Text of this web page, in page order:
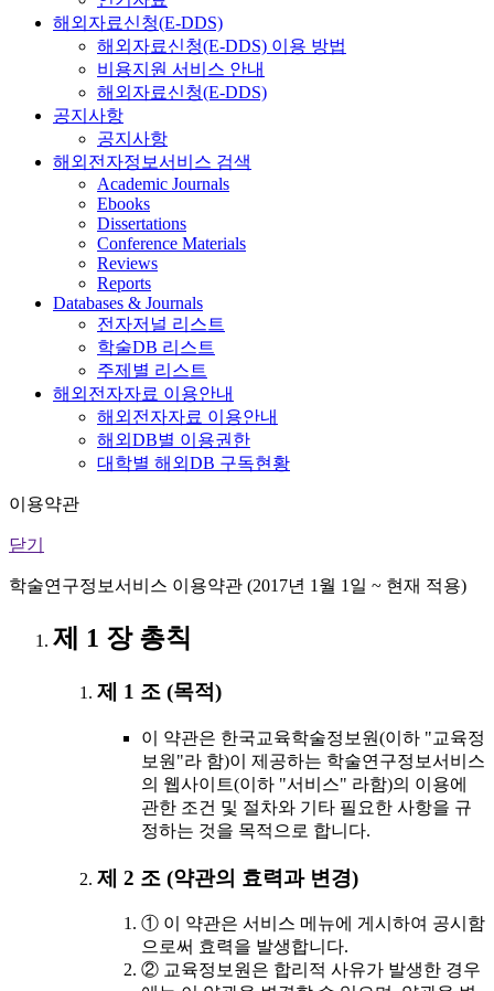
해외자료신청(E-DDS)
해외자료신청(E-DDS) 이용 방법
비용지원 서비스 안내
해외자료신청(E-DDS)
공지사항
공지사항
해외전자정보서비스 검색
Academic Journals
Ebooks
Dissertations
Conference Materials
Reviews
Reports
Databases & Journals
전자저널 리스트
학술DB 리스트
주제별 리스트
해외전자자료 이용안내
해외전자자료 이용안내
해외DB별 이용권한
대학별 해외DB 구독현황
이용약관
닫기
학술연구정보서비스 이용약관 (2017년 1월 1일 ~ 현재 적용)
제 1 장 총칙
제 1 조 (목적)
이 약관은 한국교육학술정보원(이하 "교육정
보원"라 함)이 제공하는 학술연구정보서비스
의 웹사이트(이하 "서비스" 라함)의 이용에
관한 조건 및 절차와 기타 필요한 사항을 규
정하는 것을 목적으로 합니다.
제 2 조 (약관의 효력과 변경)
① 이 약관은 서비스 메뉴에 게시하여 공시함
으로써 효력을 발생합니다.
② 교육정보원은 합리적 사유가 발생한 경우